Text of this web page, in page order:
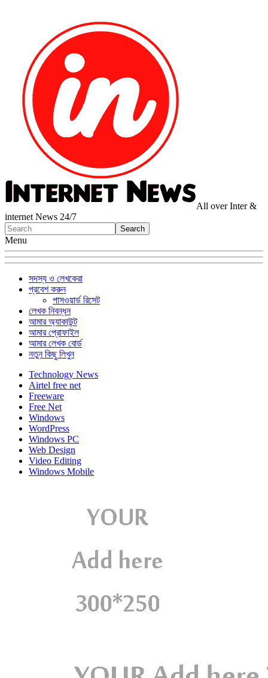
All over Inter &
internet News 24/7
Menu
সদস্য ও লেখকেরা
প্রবেশ করুন
পাসওয়ার্ড রিসেট
লেখক নিবন্ধন
আমার অ্যাকাউন্ট
আমার প্রোফাইল
আমার লেখক বোর্ড
নতুন কিছু লিখুন
Technology News
Airtel free net
Freeware
Free Net
Windows
WordPress
Windows PC
Web Design
Video Editing
Windows Mobile